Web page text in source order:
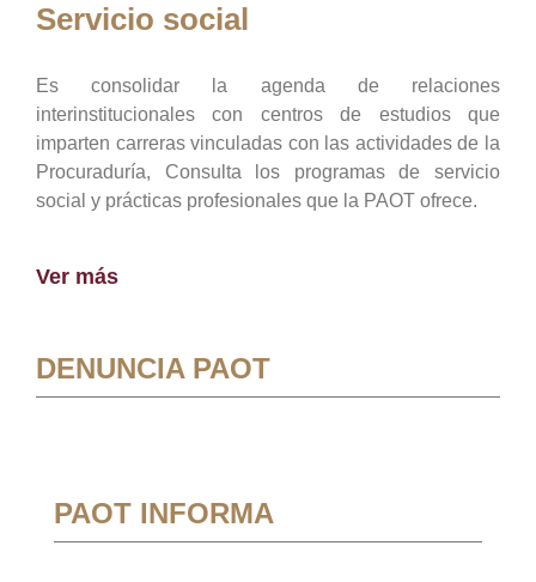
Servicio social
Es consolidar la agenda de relaciones
interinstitucionales con centros de estudios que
imparten carreras vinculadas con las actividades de la
Procuraduría, Consulta los programas de servicio
social y prácticas profesionales que la PAOT ofrece.
Ver más
DENUNCIA PAOT
PAOT INFORMA